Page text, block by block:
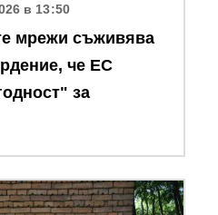
в 13:50
мрежи съживява
че ЕС
за